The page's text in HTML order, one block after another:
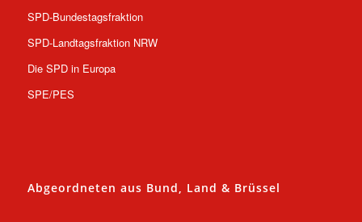
SPD-Bundestagsfraktion
SPD-Landtagsfraktion NRW
Die SPD in Europa
SPE/PES
Abgeordneten aus Bund, Land & Brüssel